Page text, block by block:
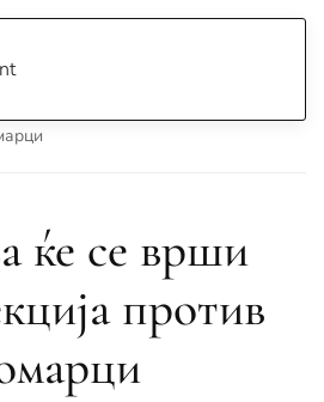
ќе се врши
против